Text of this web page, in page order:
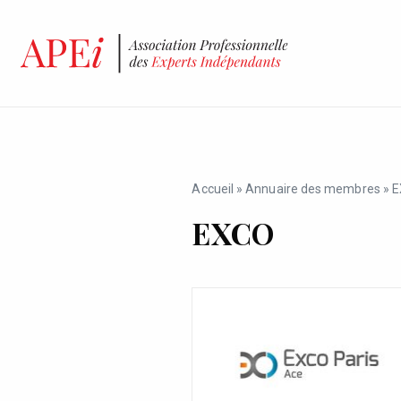
Accueil »Annuaire des membres »
EXCO